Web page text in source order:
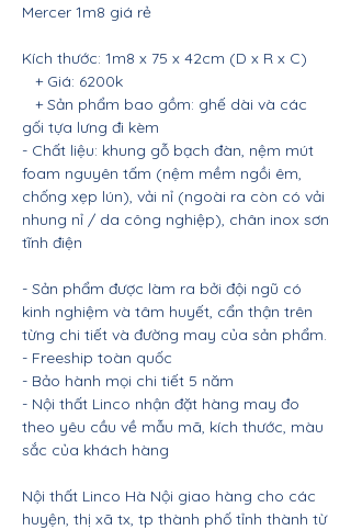
Mercer 1m8 giá rẻ
Kích thước: 1m8 x 75 x 42cm (D x R x C)
+ Giá: 6200k
+ Sản phẩm bao gồm: ghế dài và các
gối tựa lưng đi kèm
- Chất liệu: khung gỗ bạch đàn, nệm mút
foam nguyên tấm (nệm mềm ngồi êm,
chống xẹp lún), vải nỉ (ngoài ra còn có vải
nhung nỉ / da công nghiệp), chân inox sơn
tĩnh điện
- Sản phẩm được làm ra bởi đội ngũ có
kinh nghiệm và tâm huyết, cẩn thận trên
từng chi tiết và đường may của sản phẩm.
- Freeship toàn quốc
- Bảo hành mọi chi tiết 5 năm
- Nội thất Linco nhận đặt hàng may đo
theo yêu cầu về mẫu mã, kích thước, màu
sắc của khách hàng
Nội thất Linco Hà Nội giao hàng cho các
huyện, thị xã tx, tp thành phố tỉnh thành từ